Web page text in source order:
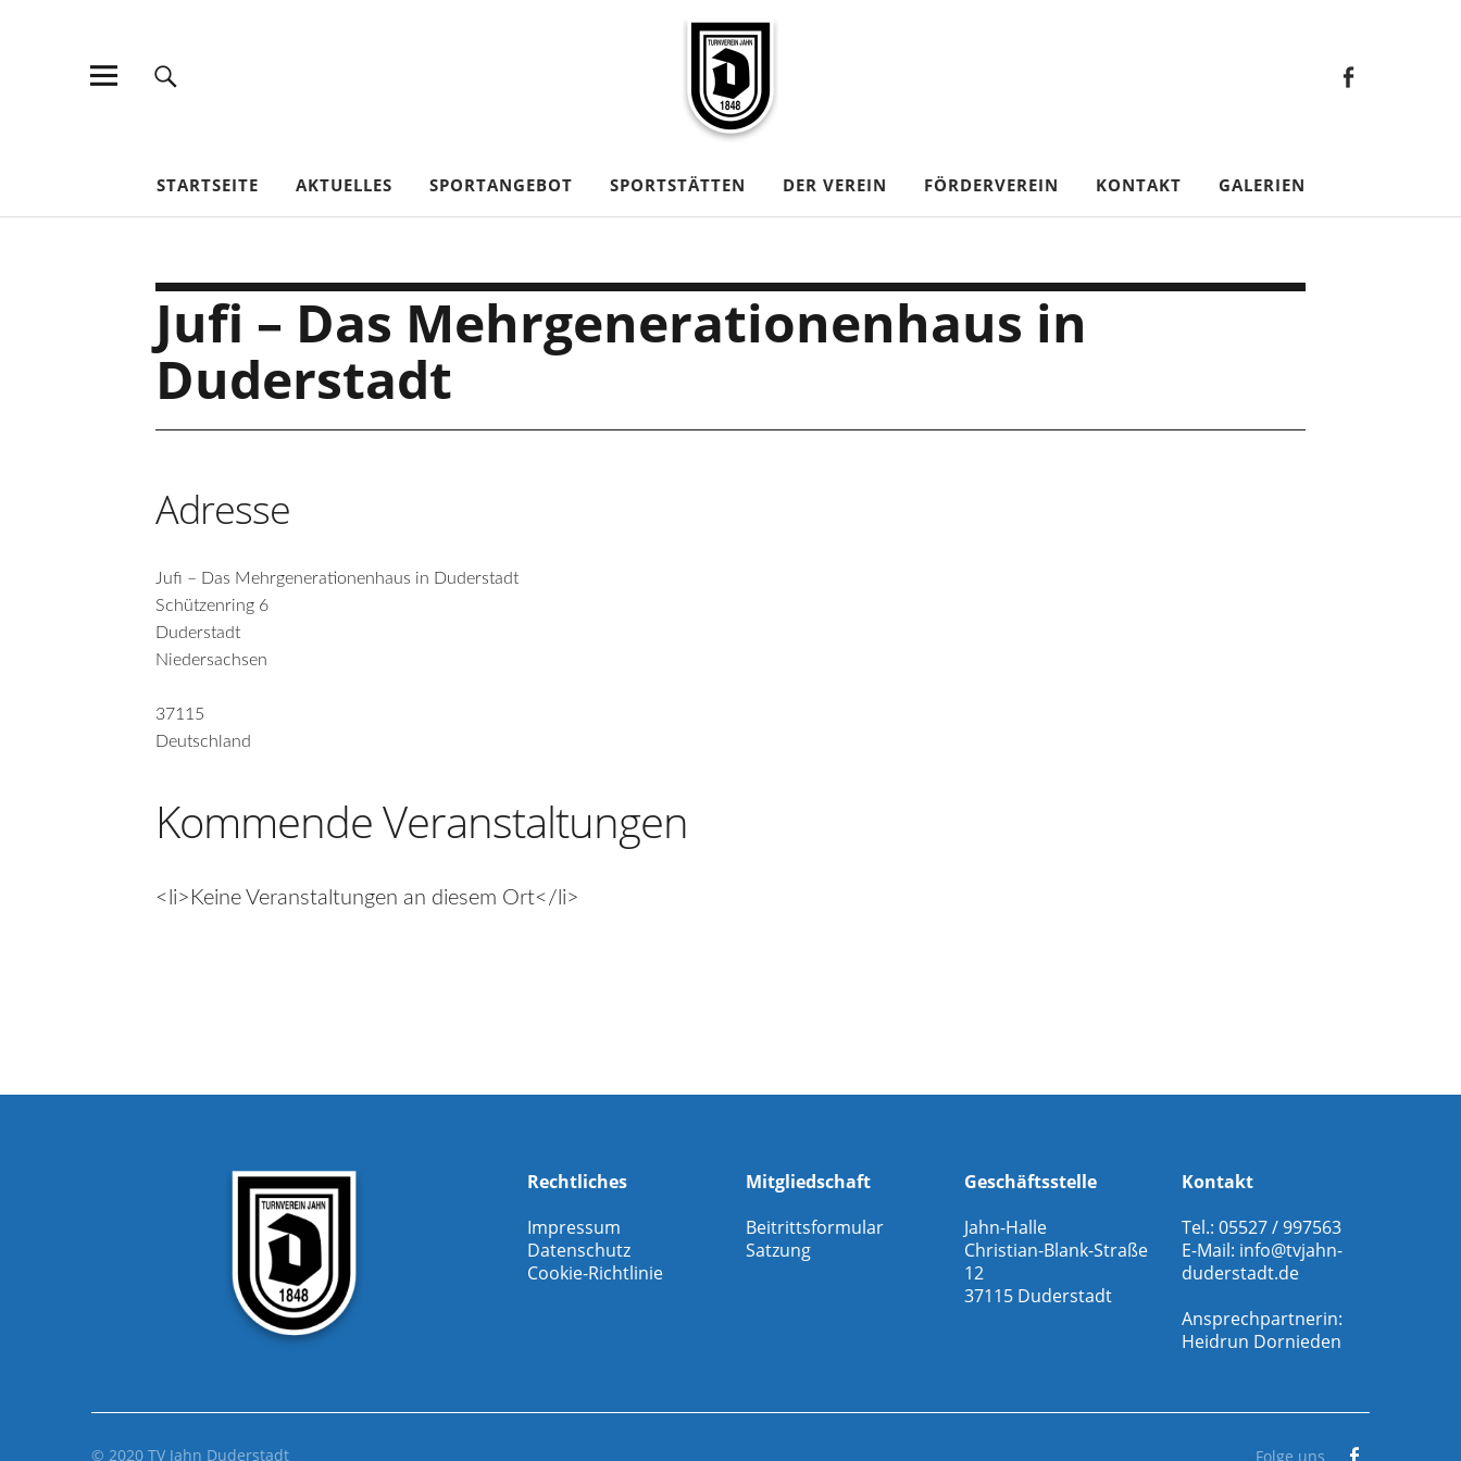
STARTSEITE AKTUELLES SPORTANGEBOT SPORTSTÄTTEN DER VEREIN FÖRDERVEREIN KONTAKT GALERIEN
Jufi – Das Mehrgenerationenhaus in
Duderstadt
Adresse
Jufi – Das Mehrgenerationenhaus in Duderstadt
Schützenring 6
Duderstadt
Niedersachsen
37115
Deutschland
Kommende Veranstaltungen
<li>Keine Veranstaltungen an diesem Ort</li>
Rechtliches
Impressum
Datenschutz
Cookie-Richtlinie
Mitgliedschaft
Beitrittsformular
Satzung
Geschäftsstelle
Jahn-Halle
Christian-Blank-Straße
12
37115 Duderstadt
Kontakt
Tel.: 05527 / 997563
E-Mail: info@tvjahn-
duderstadt.de
Ansprechpartnerin:
Heidrun Dornieden
© 2020 TV Jahn Duderstadt Folge uns